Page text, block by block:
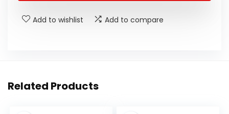
Add to wishlist Add to compare
Related Products